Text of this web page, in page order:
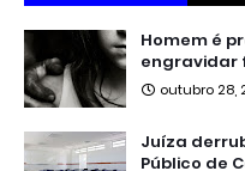
Homem é
engravidar
outubro 28,
Juíza
Público de